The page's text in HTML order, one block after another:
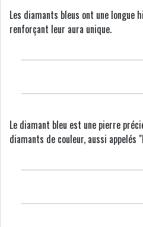
Les diamants bleus ont une
renforçant leur aura unique.
Le diamant bleu est une pierre
diamants de couleur, aussi